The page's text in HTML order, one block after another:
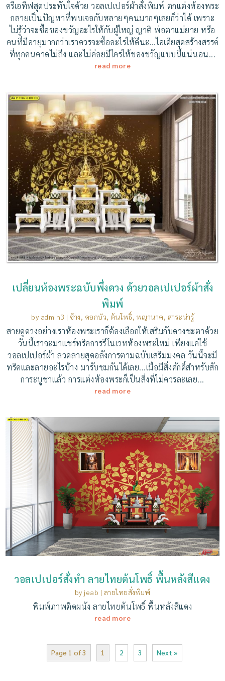
ครีเอทีฟสุดประทับใจด้วย วอลเปเปอร์ผ้าสั่งพิมพ์ ตกแต่งห้องพระ
กลายเป็นปัญหาที่พบเจอกับหลายๆคนมากๆเลยก็ว่าได้ เพราะ
ไม่รู้ว่าจะซื้อของขวัญอะไรให้กับผู้ใหญ่ ญาติ พ่อตาแม่ยาย หรือ
คนที่มีอายุมากกว่าเราควรจะซื้ออะไรให้ดีนะ…ไอเดียสุดสร้างสรรค์
ที่ทุกคนคาดไม่ถึง และไม่ค่อยมีใครให้ของขวัญแบบนี้แน่นอน...
read more
เปลี่ยนห้องพระฉบับพึ่งดวง ด้วยวอลเปเปอร์ผ้าสั่ง
พิมพ์
by admin3 | ช้าง ดอกบัว ต้นโพธิ์ พญานาค สาระน่ารู้
สายดูดวงอย่างเราห้องพระเราก็ต้องเลือกให้เสริมกับดวงชะตาด้วย
วันนี้เราจะมาแชร์ทริคการรีโนเวทห้องพระใหม่ เพียงแค่ใช้
วอลเปเปอร์ผ้า ลวดลายสุดอลังการตามฉบับเสริมมงคล วันนี้จะมี
ทริคและลายอะไรบ้าง มารับชมกันได้เลย...เมื่อมีสิ่งศักดิ์สำหรับสัก
การะบูชาแล้ว การแต่งห้องพระก็เป็นสิ่งที่ไม่ควรละเลย...
read more
วอลเปเปอร์สั่งทํา ลายไทยต้นโพธิ์ พื้นหลังสีแดง
by jeab | ลายไทยสั่งพิมพ์
พิมพ์ภาพติดผนัง ลายไทยต้นโพธิ์ พื้นหลังสีแดง
read more
Page 1 of 3 1 2 3 Next »